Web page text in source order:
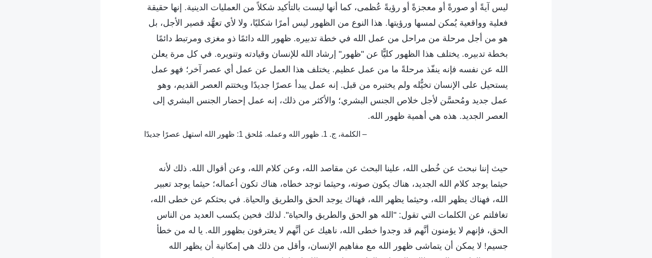
ليس آيةً أو صورةً أو معجزةً أو رؤيةً عُظمى، كما أنها ليست بالتأكيد شكلاً من العمليات الدينية. إنها حقيقة
فعلية وواقعية يُمكن لمسها ورؤيتها. هذا النوع من الظهور ليس أمرًا شكليًا، ولا لأي تعهُّد قصير الأجل، بل
هو من أجل مرحلة من مراحل من عمل الله في خطة تدبيره. ظهور الله دائمًا ذو مغزى ومرتبط دائمًا
بخطة تدبيره. يختلف هذا الظهور كليًّا عن "ظهور" إرشاد الله للإنسان وقيادته وتنويره. في كل مرة يعلن
الله عن نفسه فإنه ينفّذ مرحلةً ما من عمل عظيم. يختلف هذا العمل عن عمل أي عصر آخر؛ فهو عمل
يستحيل على الإنسان تخيُّله ولم يختبره من قبل. إنه عمل يبدأ عصرًا جديدًا ويختتم العصر القديم، وهو
عمل جديد ومُحسَّن لأجل خلاص الجنس البشري؛ والأكثر من ذلك، إنه عمل إحضار الجنس البشري إلى
العصر الجديد. هذه هي أهمية ظهور الله.
– الكلمة، ج. 1. ظهور الله وعمله. مُلحق 1: ظهور الله استهل عصرًا جديدًا
حيث إننا نبحث عن خُطى الله، علينا البحث عن مقاصد الله، وعن كلام الله، وعن أقوال الله. ذلك لأنه
حيثما يوجد كلام الله الجديد، هناك يكون صوته، وحيثما توجد خطاه، هناك تكون أعماله؛ حيثما يوجد تعبير
الله، فهناك يظهر الله، وحيثما يظهر الله، فهناك يوجد الحق والطريق والحياة. في بحثكم عن خطى الله،
تغافلتم عن الكلمات التي تقول: "الله هو الحق والطريق والحياة". لذلك فحين يكسب العديد من الناس
الحق، فإنهم لا يؤمنون أنَّهم قد وجدوا خطى الله، ناهيك عن أنَّهم لا يعترفون بظهور الله. يا له من خطأ
جسيم! لا يمكن أن يتماشى ظهور الله مع مفاهيم الإنسان، وأقل من ذلك هي إمكانية أن يظهر الله